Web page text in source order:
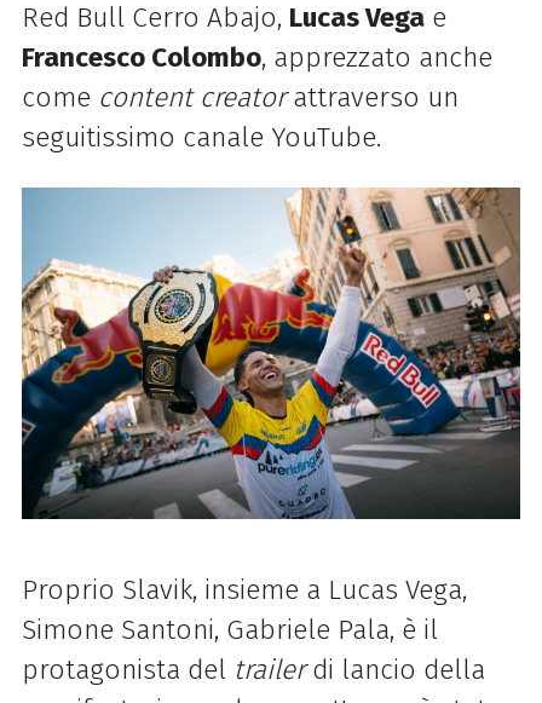
Red Bull Cerro Abajo, Lucas Vegae
Francesco Colombo, apprezzato anche
come content creatorattraverso un
seguitissimo canale YouTube.
Proprio Slavik, insieme a Lucas Vega,
Simone Santoni, Gabriele Pala, è il
protagonista del trailerdi lancio della